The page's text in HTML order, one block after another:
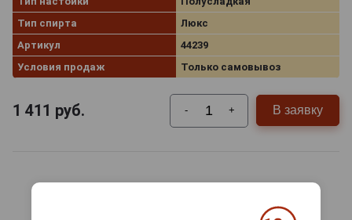
бивня мамонта, и подходит на роль статусного
подарка, который запомнится надолго.
Тип спирта
Люкс
Артикул
44239
Условия продаж
Только самовывоз
1 411 руб. - + В заявку